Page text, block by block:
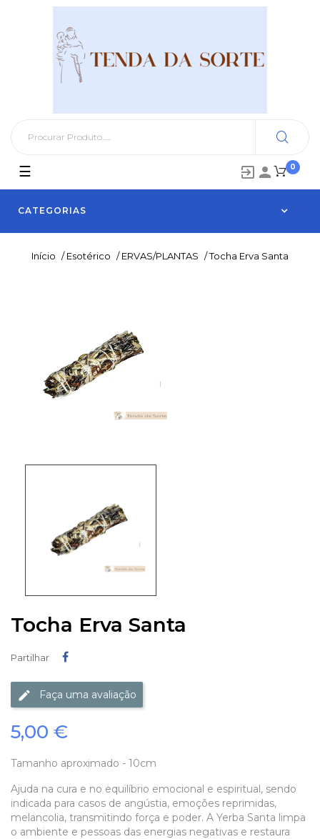
0
 
CATEGORIAS
Toggle
navigation
☰
Início / Esotérico / ERVAS/PLANTAS /Tocha Erva Santa
Tocha Erva Santa
Partilhar
Faça uma avaliação
5,00 €
Tamanho aproximado - 10cm
Ajuda na cura e no equilíbrio emocional e espiritual, sendo
indicada para casos de angústia, emoções reprimidas,
melancolia, transmitindo força e poder. A Yerba Santa limpa
o ambiente e pessoas das energias negativas e restaura